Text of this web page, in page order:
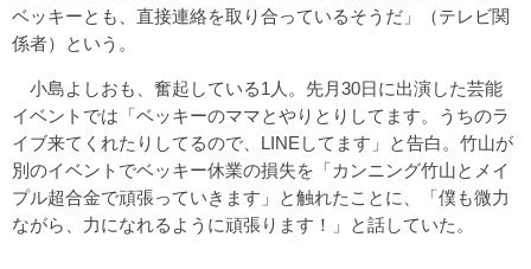
ベッキーとも、直接連絡を取り合っているそうだ」（テレビ関
係者）という。
小島よしおも、奮起している1人。先月30日に出演した芸能
イベントでは「ベッキーのママとやりとりしてます。うちのラ
イブ来てくれたりしてるので、LINEしてます」と告白。竹山が
別のイベントでベッキー休業の損失を「カンニング竹山とメイ
プル超合金で頑張っていきます」と触れたことに、「僕も微力
ながら、力になれるように頑張ります！」と話していた。